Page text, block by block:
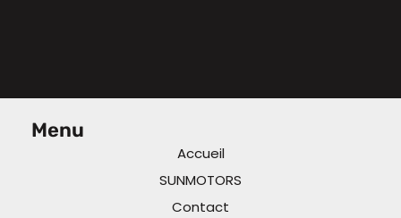
Menu
Accueil
SUNMOTORS
Contact